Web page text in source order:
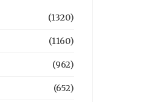
(1320)
(1160)
(962)
(652)